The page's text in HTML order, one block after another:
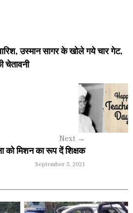
उस्मान सागर के खोले गये चार गेट,
चेतावनी
Next →
को मिशन का रूप दें शिक्षक
September 5, 2021